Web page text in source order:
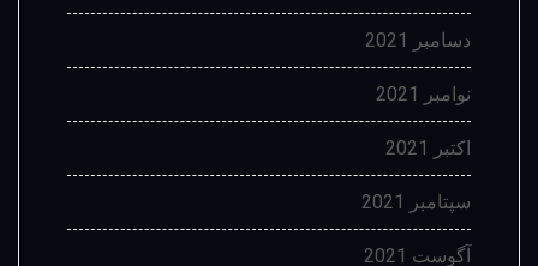
دسامبر 2021
نوامبر 2021
اکتبر 2021
سپتامبر 2021
آگوست 2021